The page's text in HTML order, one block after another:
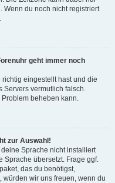
Wenn du noch nicht registriert
geht immer noch
eingestellt hast und die
Servers vermutlich falsch.
Problem beheben kann.
zur Auswahl!
Sprache nicht installiert
Sprache übersetzt. Frage ggf.
das du benötigst,
wir uns freuen, wenn du